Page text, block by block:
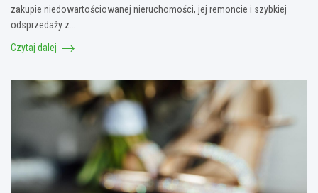
zakupie niedowartościowanej nieruchomości, jej remoncie i szybkiej
odsprzedaży z…
Czytaj dalej